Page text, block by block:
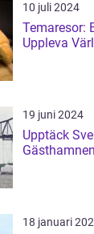
10 juli 2024
Temaresor:
Uppleva
19 juni 2024
Upptäck
18 januari